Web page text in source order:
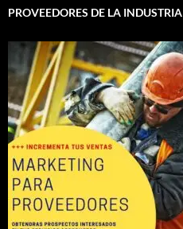
PROVEEDORES DE LA INDUSTRIA